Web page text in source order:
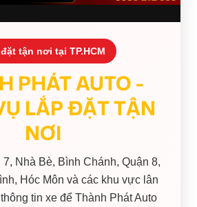
tận nơi tại TP.HCM
PHÁT AUTO -
LẮP ĐẶT TẬN
NƠI
7, Nhà Bè, Bình Chánh, Quận 8,
Hóc Môn và các khu vực lân
tin xe để Thành Phát Auto